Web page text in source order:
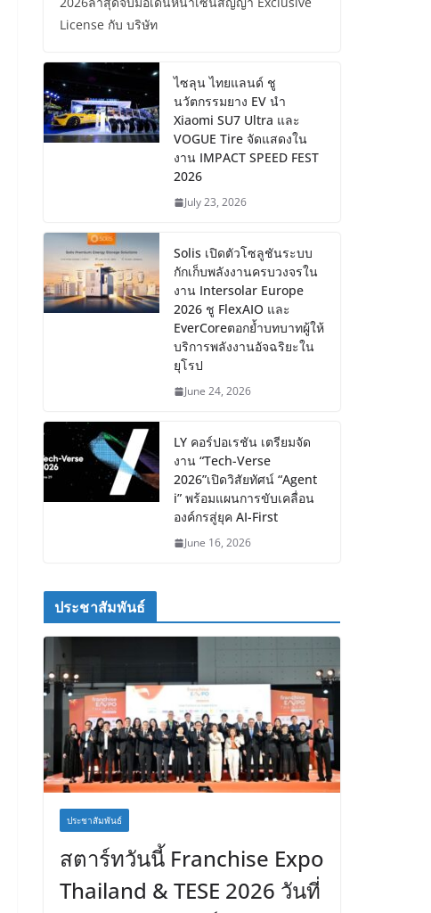
License กับ บริษัท
ไซลุน ไทยแลนด์ ชู
นวัตกรรมยาง EV นำ
Xiaomi SU7 Ultra และ
VOGUE Tire จัดแสดงใน
งาน IMPACT SPEED FEST
2026
July 23, 2026
Solis เปิดตัวโซลูชันระบบ
กักเก็บพลังงานครบวงจรใน
งาน Intersolar Europe
2026 ชู FlexAIO และ
EverCoreตอกย้ำบทบาทผู้ให้
บริการพลังงานอัจฉริยะใน
ยุโรป
June 24, 2026
LY คอร์ปอเรชัน เตรียมจัด
งาน “Tech-Verse
2026”เปิดวิสัยทัศน์ “Agent
i” พร้อมแผนการขับเคลื่อน
องค์กรสู่ยุค AI-First
June 16, 2026
ประชาสัมพันธ์
ประชาสัมพันธ์
สตาร์ทวันนี้ Franchise Expo
Thailand & TESE 2026 วันที่